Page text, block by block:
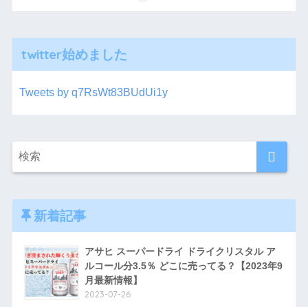
twitter始めました
Tweets by q7RsWt83BUdUi1y
新着記事
アサヒ スーパードライ ドライクリスタル ア
ルコール分3.5％ どこに売ってる？【2023年9
月最新情報】
2023-07-26